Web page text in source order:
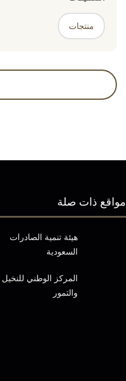
منتجات
مواقع ذات صلة
هيئة تنمية الصادرات
السعودية
المركز الوطني للنخيل
والتمور